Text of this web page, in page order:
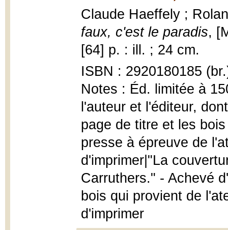
Claude Haeffely ;
faux, c'est le paradis,
[64] p. : ill. ; 24 cm.
ISBN : 2920180185
Notes : Éd. limitée à
l'auteur et l'éditeur,
page de titre et les
presse à épreuve de
d'imprimer|"La
Carruthers." - Achevé
bois qui provient de
d'imprimer